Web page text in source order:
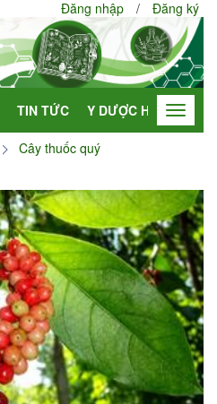
Đăng nhập / Đăng ký
TIN TỨC Y DƯỢC HỌC Toggle
Cây thuốc quý